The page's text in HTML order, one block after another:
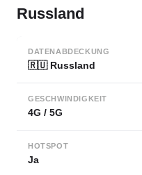
Russland
DATENABDECKUNG
🇷🇺 Russland
GESCHWINDIGKEIT
4G / 5G
HOTSPOT
Ja